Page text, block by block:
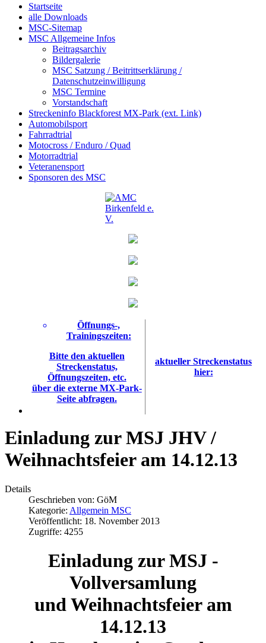
Startseite
alle Downloads
MSC-Sitemap
MSC Allgemeine Infos
Beitragsarchiv
Bildergalerie
MSC Satzung / Beitrittserklärung /
Datenschutzeinwilligung
MSC Termine
Vorstandschaft
Streckeninfo Blackforest MX-Park (ext. Link)
Automobilsport
Fahrradtrial
Motocross / Enduro / Quad
Motorradtrial
Veteranensport
Sponsoren des MSC
Öffnungs-,
Trainingszeiten:
Bitte den aktuellen
Streckenstatus,
Öffnungszeiten, etc.
über die externe MX-Park-
Seite abfragen.
aktueller Streckenstatus
hier:
Einladung zur MSJ JHV /
Weihnachtsfeier am 14.12.13
Details
Geschrieben von: GöM
Kategorie: Allgemein MSC
Veröffentlicht: 18. November 2013
Zugriffe: 4255
Einladung zur MSJ -
Vollversamlung
und Weihnachtsfeier am
14.12.13